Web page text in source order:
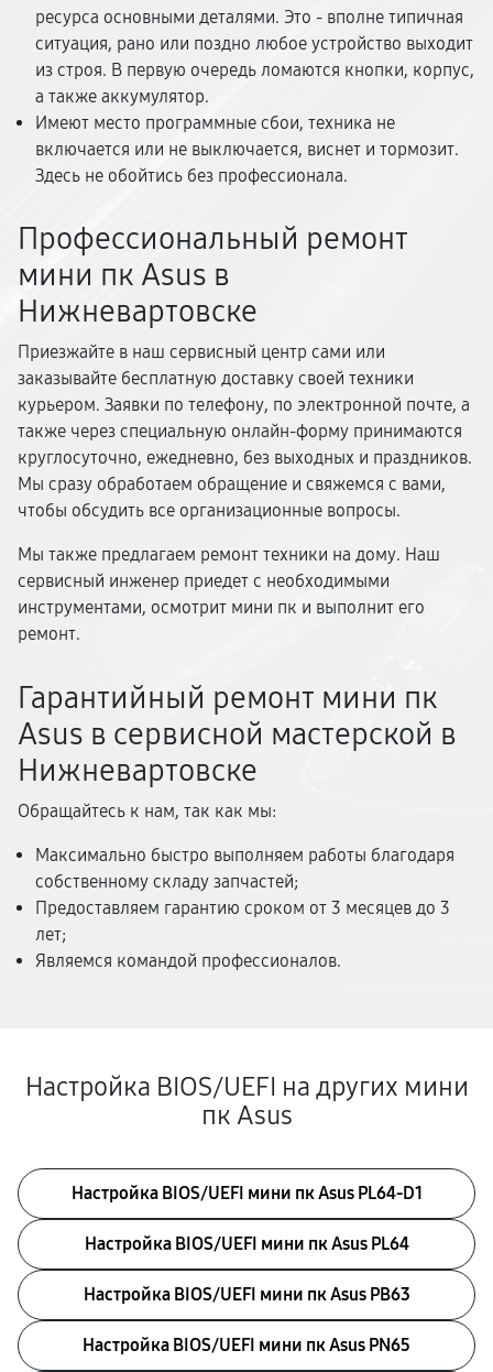
ресурса основными деталями. Это - вполне типичная
ситуация, рано или поздно любое устройство выходит
из строя. В первую очередь ломаются кнопки, корпус,
а также аккумулятор.
Имеют место программные сбои, техника не
включается или не выключается, виснет и тормозит.
Здесь не обойтись без профессионала.
Профессиональный ремонт
мини пк Asus в
Нижневартовске
Приезжайте в наш сервисный центр сами или
заказывайте бесплатную доставку своей техники
курьером. Заявки по телефону, по электронной почте, а
также через специальную онлайн-форму принимаются
круглосуточно, ежедневно, без выходных и праздников.
Мы сразу обработаем обращение и свяжемся с вами,
чтобы обсудить все организационные вопросы.
Мы также предлагаем ремонт техники на дому. Наш
сервисный инженер приедет с необходимыми
инструментами, осмотрит мини пк и выполнит его
ремонт.
Гарантийный ремонт мини пк
Asus в сервисной мастерской в
Нижневартовске
Обращайтесь к нам, так как мы:
Максимально быстро выполняем работы благодаря
собственному складу запчастей;
Предоставляем гарантию сроком от 3 месяцев до 3
лет;
Являемся командой профессионалов.
Настройка BIOS/UEFI на других мини
пк Asus
Настройка BIOS/UEFI мини пк Asus PL64-D1
Настройка BIOS/UEFI мини пк Asus PL64
Настройка BIOS/UEFI мини пк Asus PB63
Настройка BIOS/UEFI мини пк Asus PN65